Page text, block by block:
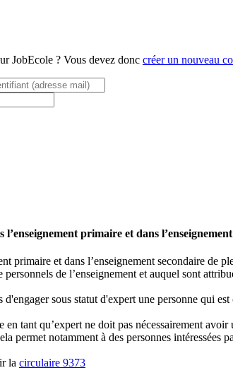
JobEcole ? Vous devez donc créer un nouveau
l’enseignement primaire et dans
primaire et dans l’enseignement secondaire de
de l’enseignement et auquel sont
sous statut d'expert une personne qui
en tant qu’expert ne doit pas nécessairement
permet notamment à des personnes intéressées
la circulaire 9373